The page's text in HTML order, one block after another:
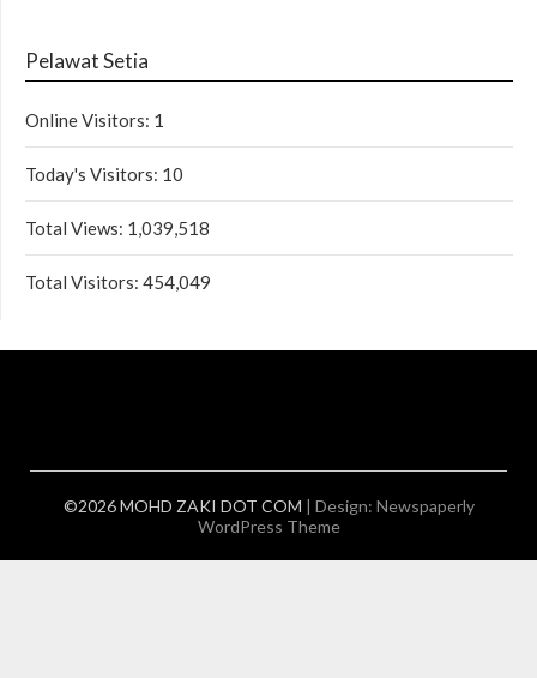
Pelawat Setia
Online Visitors: 1
Today's Visitors: 10
Total Views: 1,039,518
Total Visitors: 454,049
©2026 MOHD ZAKI DOT COM | Design: Newspaperly
WordPress Theme